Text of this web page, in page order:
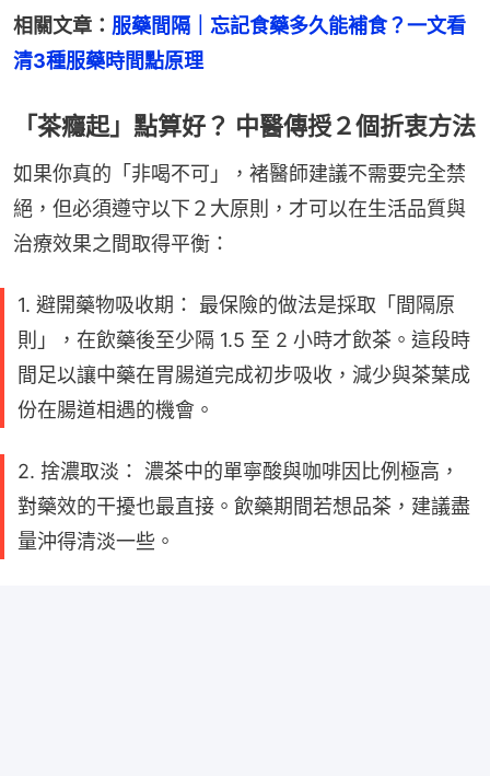
相關文章： 服藥間隔｜忘記食藥多久能補食？一文看
清3種服藥時間點原理
「茶癮起」點算好？ 中醫傳授２個折衷方法
如果你真的「非喝不可」，褚醫師建議不需要完全禁
絕，但必須遵守以下２大原則，才可以在生活品質與
治療效果之間取得平衡：
1. 避開藥物吸收期： 最保險的做法是採取「間隔原
則」，在飲藥後至少隔 1.5 至 2 小時才飲茶。這段時
間足以讓中藥在胃腸道完成初步吸收，減少與茶葉成
份在腸道相遇的機會。
2. 捨濃取淡： 濃茶中的單寧酸與咖啡因比例極高，
對藥效的干擾也最直接。飲藥期間若想品茶，建議盡
量沖得清淡一些。